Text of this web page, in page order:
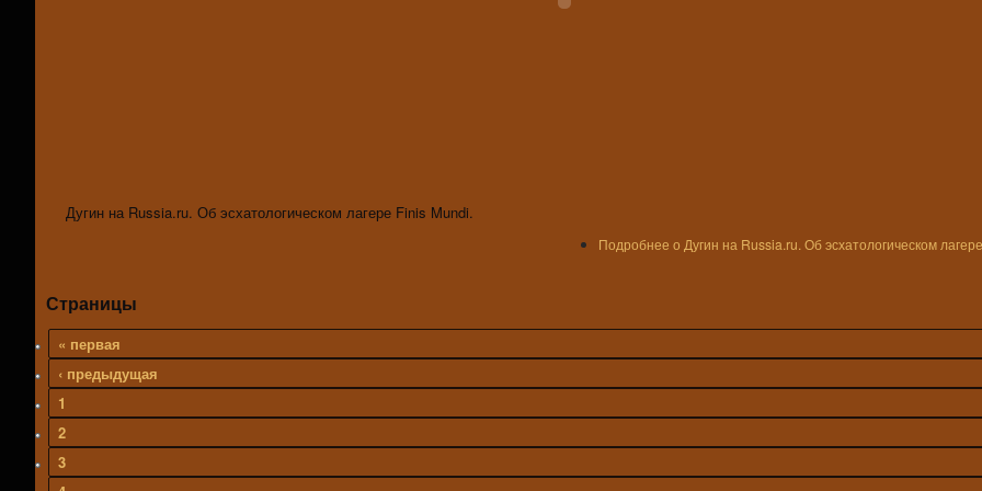
Дугин на Russia.ru. Об эсхатологическом лагере Finis Mundi.
Подробнее о Дугин на Russia.ru. Об эсхатологическом
Страницы
« первая
‹ предыдущая
1
2
3